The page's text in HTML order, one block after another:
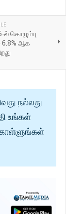
கொழும்பு
ஆக
நல்லது
உங்கள்